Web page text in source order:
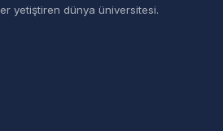
yetiştiren dünya üniversitesi.